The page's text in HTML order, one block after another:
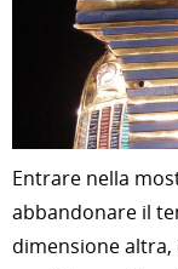
Entrare nella
abbandonare il
dimensione altra,